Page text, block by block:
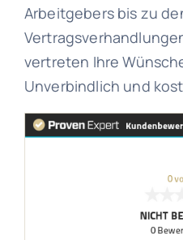
Arbeitgebers bis zu
vertreten Ihre
Unverbindlich und